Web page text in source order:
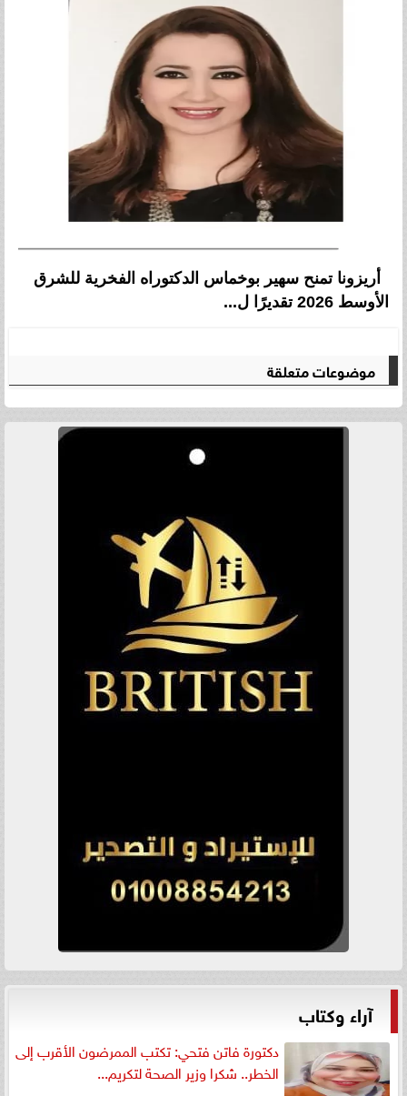
أريزونا تمنح سهير بوخماس الدكتوراه الفخرية للشرق
الأوسط 2026 تقديرًا ل...
موضوعات متعلقة
آراء وكتاب
دكتورة فاتن فتحي: تكتب الممرضون الأقرب إلى
الخطر.. شكرا وزير الصحة لتكريم...